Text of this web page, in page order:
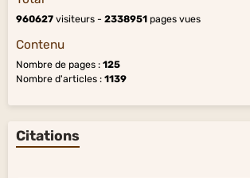
960627 visiteurs - 2338951 pages vues
Contenu
Nombre de pages : 125
Nombre d'articles : 1139
Citations